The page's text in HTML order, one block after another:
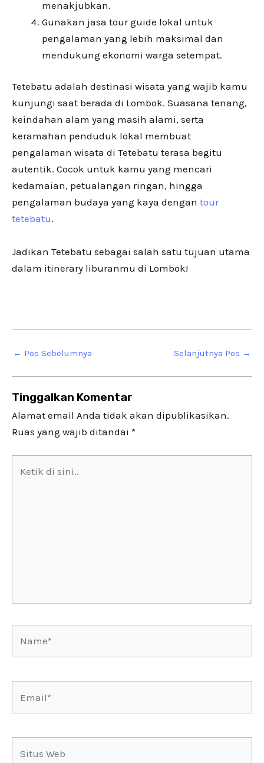
menakjubkan.
Gunakan jasa tour guide lokal untuk
pengalaman yang lebih maksimal dan
mendukung ekonomi warga setempat.
Tetebatu adalah destinasi wisata yang wajib kamu
kunjungi saat berada di Lombok. Suasana tenang,
keindahan alam yang masih alami, serta
keramahan penduduk lokal membuat
pengalaman wisata di Tetebatu terasa begitu
autentik. Cocok untuk kamu yang mencari
kedamaian, petualangan ringan, hingga
pengalaman budaya yang kaya dengan tour
tetebatu.
Jadikan Tetebatu sebagai salah satu tujuan utama
dalam itinerary liburanmu di Lombok!
← Pos Sebelumnya Selanjutnya Pos →
Tinggalkan Komentar
Alamat email Anda tidak akan dipublikasikan.
Ruas yang wajib ditandai *